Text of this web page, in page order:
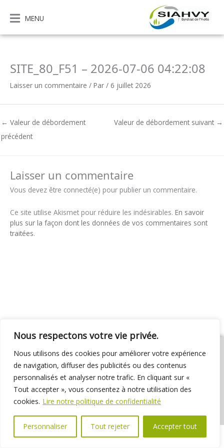
Nous respectons votre vie privée.
Nous utilisons des cookies pour améliorer votre expérience
de navigation, diffuser des publicités ou des contenus
personnalisés et analyser notre trafic. En cliquant sur «
Tout accepter », vous consentez à notre utilisation des
cookies. Lire notre politique de confidentialité
Personnaliser Tout rejeter Accepter tout
contenu
MENU
SITE_80_F51 – 2026-07-06 04:22:08
Laisser un commentaire / Par / 6 juillet 2026
← Valeur de débordement
précédent
Valeur de débordement suivant →
Laisser un commentaire
Vous devez être connecté(e) pour publier un commentaire.
Ce site utilise Akismet pour réduire les indésirables. En savoir
plus sur la façon dont les données de vos commentaires sont
traitées.
01 69 31 72 10 01 69 31 37 31
Nous contacter
Espace élus
Marchés publics Délibérations